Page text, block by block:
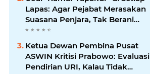
Oknum
Lapas: Agar Pejabat Merasakan
Suasana Penjara, Tak Berani
Korupsi dan Menyalahgunakan
Ketua Dewan Pembina Pusat
ASWIN Kritisi Prabowo: Evaluasi
Pendirian URI, Kalau Tidak